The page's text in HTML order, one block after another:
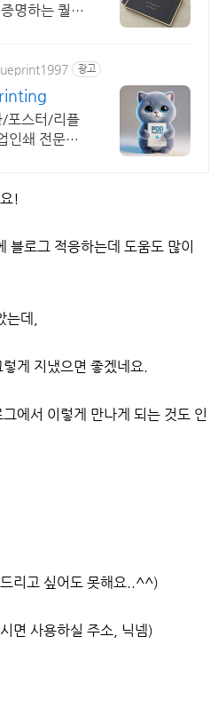
명하는 퀄리
광고
포스터/리플
인쇄 전문기
!
블로그 적응하는데 도움도 많이
데,
게 지냈으면 좋겠네요.
에서 이렇게 만나게 되는 것도 인
리고 싶어도 못해요..^^)
면 사용하실 주소, 닉넴)